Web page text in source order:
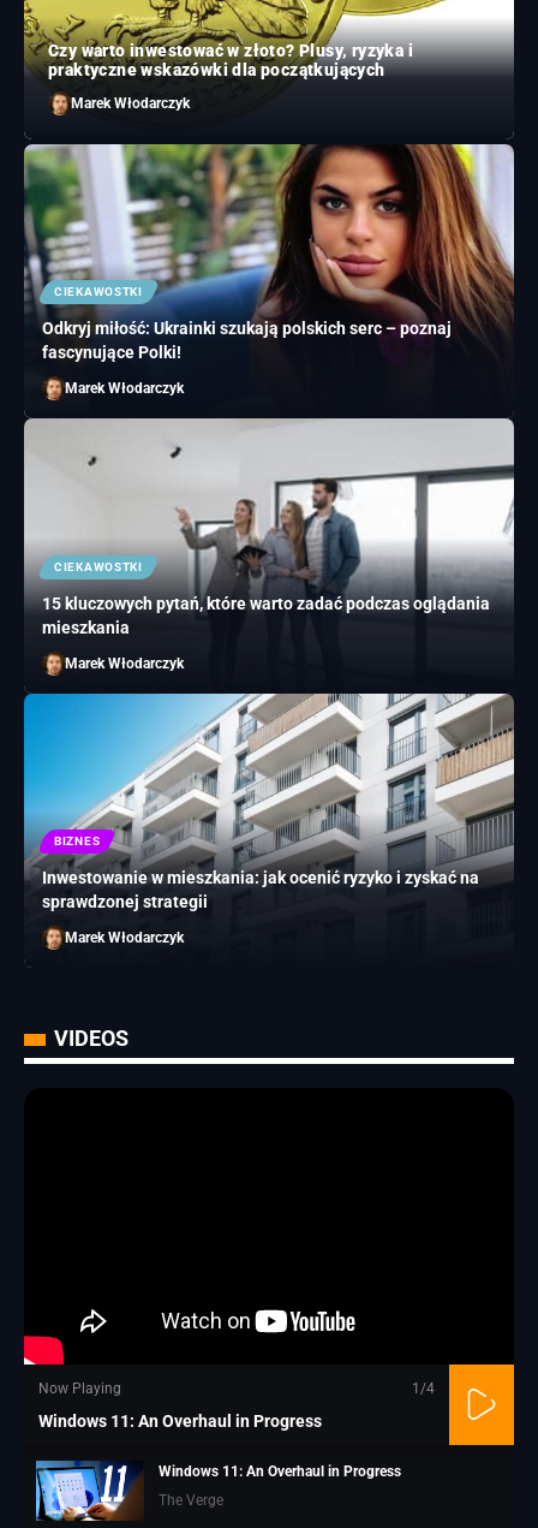
Czy warto inwestować w złoto? Plusy, ryzyka i
praktyczne wskazówki dla początkujących
Marek Włodarczyk
CIEKAWOSTKI
Odkryj miłość: Ukrainki szukają polskich serc – poznaj
fascynujące Polki!
Marek Włodarczyk
CIEKAWOSTKI
15 kluczowych pytań, które warto zadać podczas oglądania
mieszkania
Marek Włodarczyk
BIZNES
Inwestowanie w mieszkania: jak ocenić ryzyko i zyskać na
sprawdzonej strategii
Marek Włodarczyk
VIDEOS
Now Playing 1/4
Windows 11: An Overhaul in Progress
Windows 11: An Overhaul in Progress
The Verge